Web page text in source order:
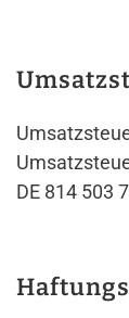
DE 814 503